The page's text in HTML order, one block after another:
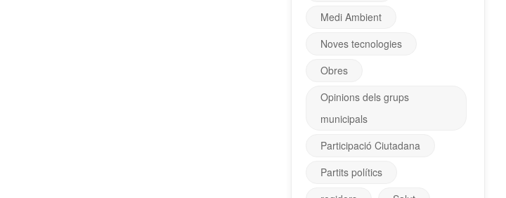
Medi Ambient
Noves tecnologies
Obres
Opinions dels grups
municipals
Participació Ciutadana
Partits polítics